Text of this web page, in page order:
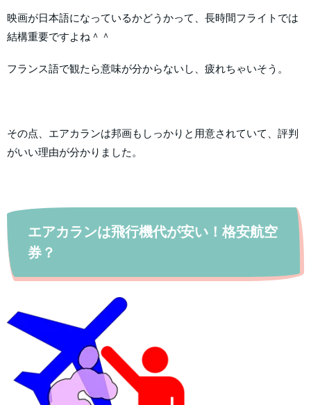
映画が日本語になっているかどうかって、長時間フライトでは
結構重要ですよね＾＾
フランス語で観たら意味が分からないし、疲れちゃいそう。
その点、エアカランは邦画もしっかりと用意されていて、評判
がいい理由が分かりました。
エアカランは飛行機代が安い！格安航空
券？